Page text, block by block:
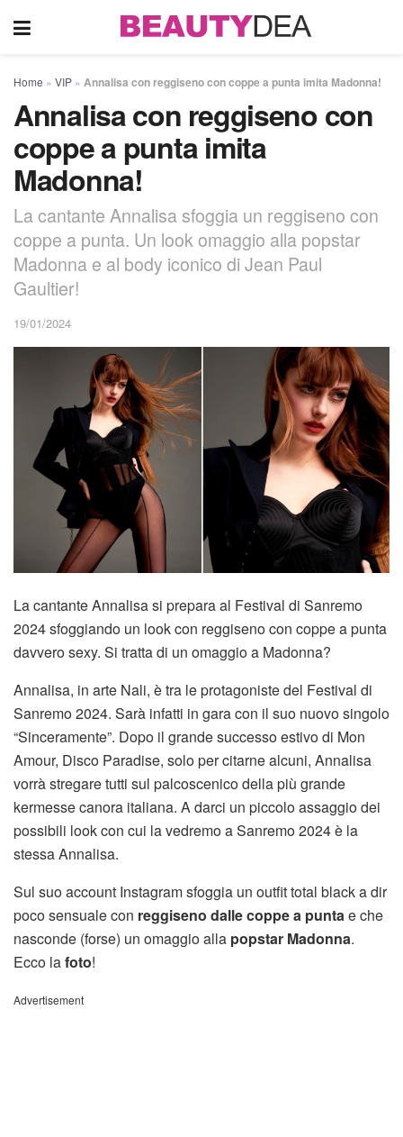
Home » VIP » Annalisa con reggiseno con coppe a punta imita Madonna!
Annalisa con reggiseno con
coppe a punta imita
Madonna!
La cantante Annalisa sfoggia un reggiseno con
coppe a punta. Un look omaggio alla popstar
Madonna e al body iconico di Jean Paul
Gaultier!
19/01/2024
La cantante Annalisa si prepara al Festival di Sanremo
2024 sfoggiando un look con reggiseno con coppe a punta
davvero sexy. Si tratta di un omaggio a Madonna?
Annalisa, in arte Nali, è tra le protagoniste del Festival di
Sanremo 2024. Sarà infatti in gara con il suo nuovo singolo
“Sinceramente”. Dopo il grande successo estivo di Mon
Amour, Disco Paradise, solo per citarne alcuni, Annalisa
vorrà stregare tutti sul palcoscenico della più grande
kermesse canora italiana. A darci un piccolo assaggio dei
possibili look con cui la vedremo a Sanremo 2024 è la
stessa Annalisa.
Sul suo account Instagram sfoggia un outfit total black a dir
poco sensuale con reggiseno dalle coppe a punta e che
nasconde (forse) un omaggio alla popstar Madonna.
Ecco lafoto!
Advertisement